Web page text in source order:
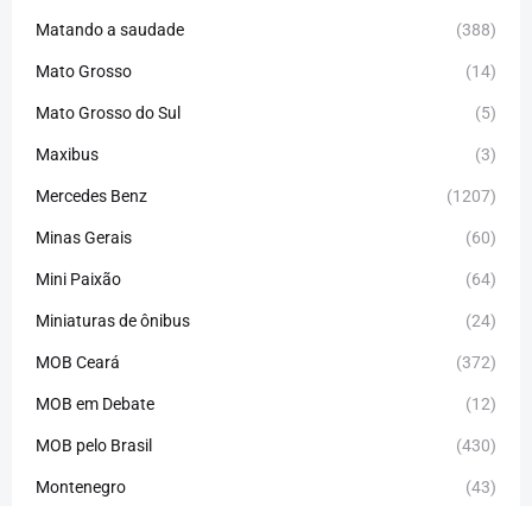
Matando a saudade (388)
Mato Grosso (14)
Mato Grosso do Sul (5)
Maxibus (3)
Mercedes Benz (1207)
Minas Gerais (60)
Mini Paixão (64)
Miniaturas de ônibus (24)
MOB Ceará (372)
MOB em Debate (12)
MOB pelo Brasil (430)
Montenegro (43)